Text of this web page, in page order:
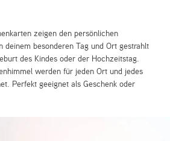
zeigen den persönlichen
deinem besonderen Tag und Ort gestrahlt
des Kindes oder der Hochzeitstag.
werden für jeden Ort und jedes
Perfekt geeignet als Geschenk oder